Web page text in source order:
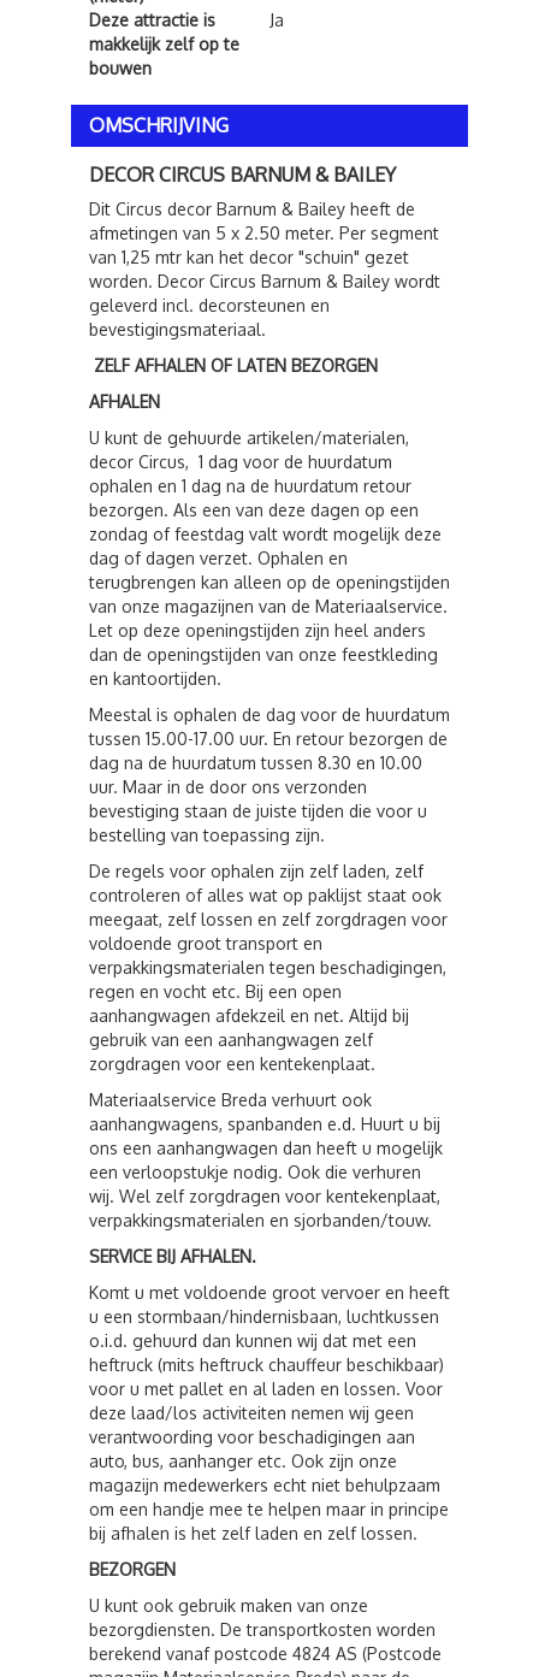
Deze attractie is
makkelijk zelf op te
bouwen
Ja
OMSCHRIJVING
DECOR CIRCUS BARNUM & BAILEY
Dit Circus decor Barnum & Bailey heeft de
afmetingen van 5 x 2.50 meter. Per segment
van 1,25 mtr kan het decor "schuin" gezet
worden. Decor Circus Barnum & Bailey wordt
geleverd incl. decorsteunen en
bevestigingsmateriaal.
ZELF AFHALEN OF LATEN BEZORGEN
AFHALEN
U kunt de gehuurde artikelen/materialen,
decor Circus, 1 dag voor de huurdatum
ophalen en 1 dag na de huurdatum retour
bezorgen. Als een van deze dagen op een
zondag of feestdag valt wordt mogelijk deze
dag of dagen verzet. Ophalen en
terugbrengen kan alleen op de openingstijden
van onze magazijnen van de Materiaalservice.
Let op deze openingstijden zijn heel anders
dan de openingstijden van onze feestkleding
en kantoortijden.
Meestal is ophalen de dag voor de huurdatum
tussen 15.00-17.00 uur. En retour bezorgen de
dag na de huurdatum tussen 8.30 en 10.00
uur. Maar in de door ons verzonden
bevestiging staan de juiste tijden die voor u
bestelling van toepassing zijn.
De regels voor ophalen zijn zelf laden, zelf
controleren of alles wat op paklijst staat ook
meegaat, zelf lossen en zelf zorgdragen voor
voldoende groot transport en
verpakkingsmaterialen tegen beschadigingen,
regen en vocht etc. Bij een open
aanhangwagen afdekzeil en net. Altijd bij
gebruik van een aanhangwagen zelf
zorgdragen voor een kentekenplaat.
Materiaalservice Breda verhuurt ook
aanhangwagens, spanbanden e.d. Huurt u bij
ons een aanhangwagen dan heeft u mogelijk
een verloopstukje nodig. Ook die verhuren
wij. Wel zelf zorgdragen voor kentekenplaat,
verpakkingsmaterialen en sjorbanden/touw.
SERVICE BIJ AFHALEN.
Komt u met voldoende groot vervoer en heeft
u een stormbaan/hindernisbaan, luchtkussen
o.i.d. gehuurd dan kunnen wij dat met een
heftruck (mits heftruck chauffeur beschikbaar)
voor u met pallet en al laden en lossen. Voor
deze laad/los activiteiten nemen wij geen
verantwoording voor beschadigingen aan
auto, bus, aanhanger etc. Ook zijn onze
magazijn medewerkers echt niet behulpzaam
om een handje mee te helpen maar in principe
bij afhalen is het zelf laden en zelf lossen.
BEZORGEN
U kunt ook gebruik maken van onze
bezorgdiensten. De transportkosten worden
berekend vanaf postcode 4824 AS (Postcode